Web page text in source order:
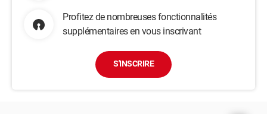
Profitez de nombreuses fonctionnalités
supplémentaires en vous inscrivant
S'INSCRIRE